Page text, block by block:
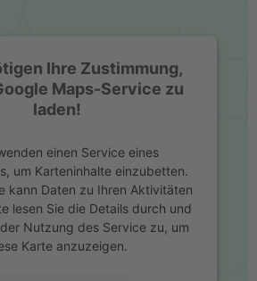
Ihre Zustimmung,
Maps-Service zu
laden!
einen Service eines
um Karteninhalte einzubetten.
kann Daten zu Ihren Aktivitäten
lesen Sie die Details durch und
Nutzung des Service zu, um
Karte anzuzeigen.